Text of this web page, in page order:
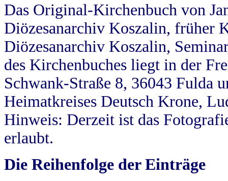
Das Original-Kirchenbuch von
Diözesanarchiv Koszalin, früher
Diözesanarchiv Koszalin,
des Kirchenbuches liegt in der
Schwank-Straße 8, 36043 Fulda
Heimatkreises Deutsch Krone,
Hinweis: Derzeit ist das
erlaubt.
Die Reihenfolge der Einträge